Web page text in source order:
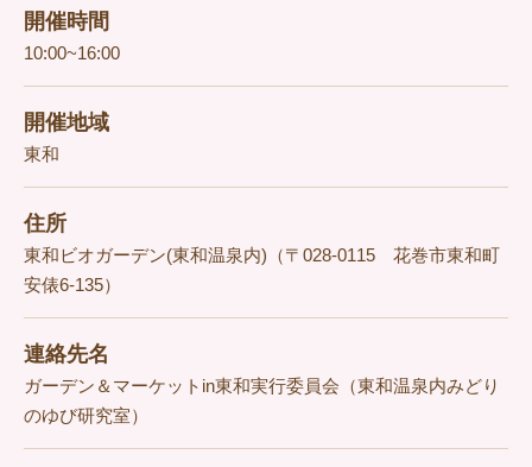
開催時間
10:00~16:00
開催地域
東和
住所
東和ビオガーデン(東和温泉内)（〒028-0115 花巻市東和町
安俵6-135）
連絡先名
ガーデン＆マーケットin東和実行委員会（東和温泉内みどり
のゆび研究室）